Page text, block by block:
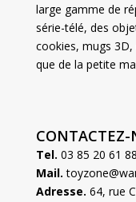
large gamme de
série-télé, des
cookies, mugs
que de la petite
CONTACTEZ-
Tel. 03 85 20 61 88
Mail.
Adresse. 64, rue